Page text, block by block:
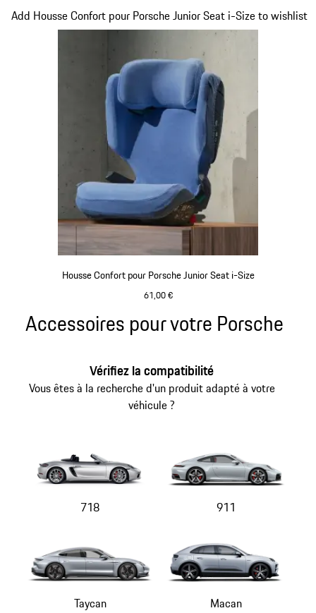
Housse Confort pour Porsche Junior Seat i-Size
61,00 €
Add Housse Confort pour Porsche Junior Seat i-Size to wishlist
Diapositive 7 sur 7
Revenir
au
la
Accessoires pour votre Porsche
Vérifiez la compatibilité
Vous êtes à la recherche d'un produit adapté à votre
véhicule ?
718 911
Taycan Macan